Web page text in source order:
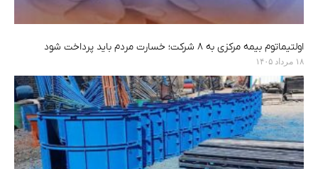
اولتیماتوم بیمه مرکزی به ۸ شرکت؛ خسارت مردم باید پرداخت شود
۱۸ مرداد ۱۴۰۵